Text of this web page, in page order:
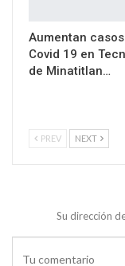
Aumentan
Covid 19 en
de Minatitlan…
PREV NEXT
Su dirección